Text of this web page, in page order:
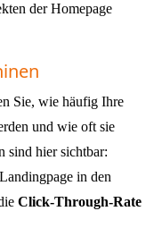
der Homepage
Sie, wie häufig Ihre
und wie oft sie
sind hier sichtbar:
in den
Click-Through-Rate